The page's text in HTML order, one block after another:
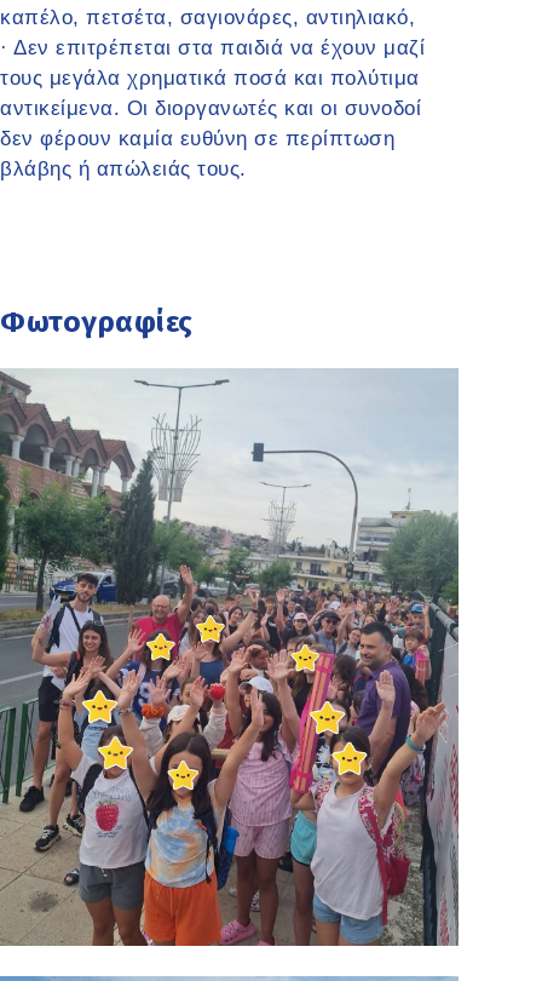
καπέλο, πετσέτα, σαγιονάρες, αντιηλιακό,
· Δεν επιτρέπεται στα παιδιά να έχουν μαζί
τους μεγάλα χρηματικά ποσά και πολύτιμα
αντικείμενα. Οι διοργανωτές και οι συνοδοί
δεν φέρουν καμία ευθύνη σε περίπτωση
βλάβης ή απώλειάς τους.
Φωτογραφίες